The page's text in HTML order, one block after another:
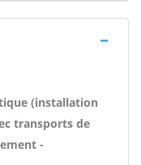
(installation
transports de
-